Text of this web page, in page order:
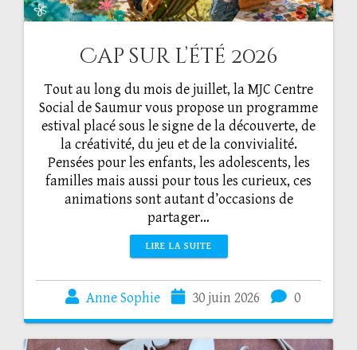
Cap sur l’été 2026
Tout au long du mois de juillet, la MJC Centre
Social de Saumur vous propose un programme
estival placé sous le signe de la découverte, de
la créativité, du jeu et de la convivialité.
Pensées pour les enfants, les adolescents, les
familles mais aussi pour tous les curieux, ces
animations sont autant d’occasions de
partager…
LIRE LA SUITE
Anne Sophie 30 juin 2026 0